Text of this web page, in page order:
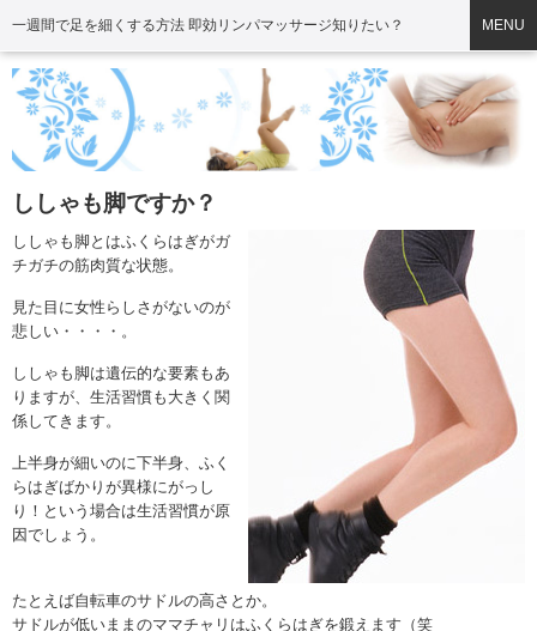
一週間で足を細くする方法 即効リンパマッサージ知りたい？ MENU
ししゃも脚ですか？
ししゃも脚 とはふくらはぎがガ
チガチの筋肉質な状態。
見た目に女性らしさがないのが
悲しい・・・・。
ししゃも脚は遺伝的な要素もあ
りますが、生活習慣も大きく関
係してきます。
上半身が細いのに下半身
ふく
らはぎばかりが異様にがっし
り！という場合は生活習慣が原
因でしょう。
たとえば自転車のサドルの高さとか。
サドルが低いままのママチャリはふくらはぎを鍛えます（笑